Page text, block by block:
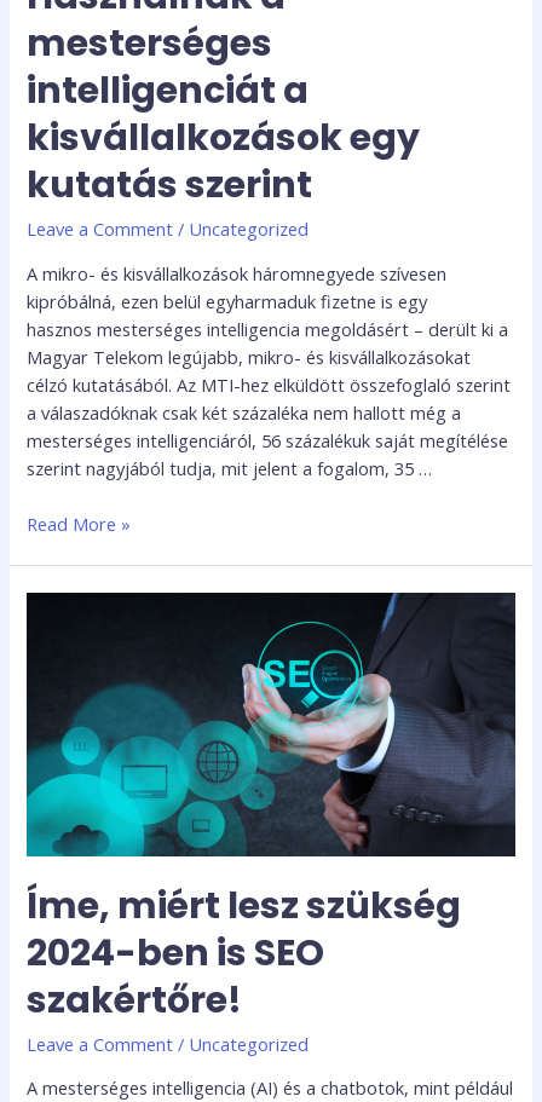
mesterséges
intelligenciát a
kisvállalkozások egy
kutatás szerint
Leave a Comment / Uncategorized
A mikro- és kisvállalkozások háromnegyede szívesen
kipróbálná, ezen belül egyharmaduk fizetne is egy
hasznos mesterséges intelligencia megoldásért – derült ki a
Magyar Telekom legújabb, mikro- és kisvállalkozásokat
célzó kutatásából. Az MTI-hez elküldött összefoglaló szerint
a válaszadóknak csak két százaléka nem hallott még a
mesterséges intelligenciáról, 56 százalékuk saját megítélése
szerint nagyjából tudja, mit jelent a fogalom, 35 …
Read More »
Íme, miért lesz szükség
2024-ben is SEO
szakértőre!
Leave a Comment / Uncategorized
A mesterséges intelligencia (AI) és a chatbotok, mint például
2024-
ben
SEO
szakértőre!